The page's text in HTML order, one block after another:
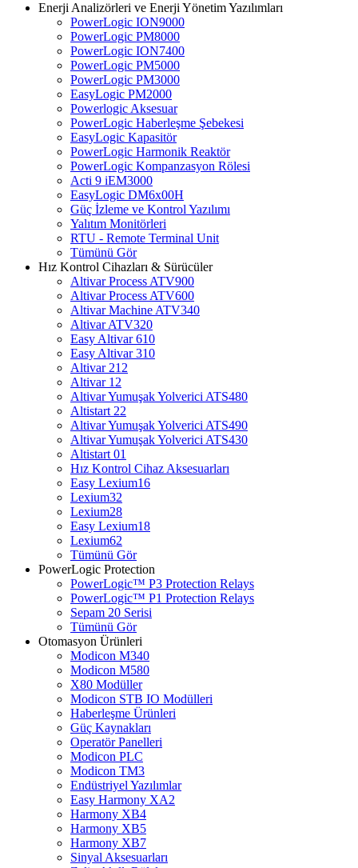
Enerji Analizörleri ve Enerji Yönetim Yazılımları
PowerLogic ION9000
PowerLogic PM8000
PowerLogic ION7400
PowerLogic PM5000
PowerLogic PM3000
EasyLogic PM2000
Powerlogic Aksesuar
PowerLogic Haberleşme Şebekesi
EasyLogic Kapasitör
PowerLogic Harmonik Reaktör
PowerLogic Kompanzasyon Rölesi
Acti 9 iEM3000
EasyLogic DM6x00H
Güç İzleme ve Kontrol Yazılımı
Yalıtım Monitörleri
RTU - Remote Terminal Unit
Tümünü Gör
Hız Kontrol Cihazları & Sürücüler
Altivar Process ATV900
Altivar Process ATV600
Altivar Machine ATV340
Altivar ATV320
Easy Altivar 610
Easy Altivar 310
Altivar 212
Altivar 12
Altivar Yumuşak Yolverici ATS480
Altistart 22
Altivar Yumuşak Yolverici ATS490
Altivar Yumuşak Yolverici ATS430
Altistart 01
Hız Kontrol Cihaz Aksesuarları
Easy Lexium16
Lexium32
Lexium28
Easy Lexium18
Lexium62
Tümünü Gör
PowerLogic Protection
PowerLogic™ P3 Protection Relays
PowerLogic™ P1 Protection Relays​
Sepam 20 Serisi
Tümünü Gör
Otomasyon Ürünleri
Modicon M340
Modicon M580
X80 Modüller
Modicon STB IO Modülleri
Haberleşme Ürünleri
Güç Kaynakları
Operatör Panelleri
Modicon PLC
Modicon TM3
Endüstriyel Yazılımlar
Easy Harmony XA2
Harmony XB4
Harmony XB5
Harmony XB7
Sinyal Aksesuarları